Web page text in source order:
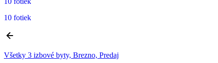
10 fotiek
Všetky 3 izbové byty, Brezno, Predaj